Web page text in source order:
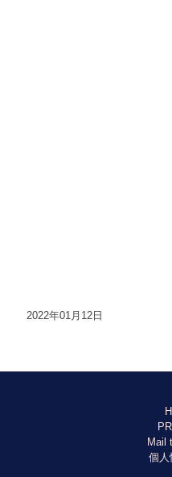
2022年01月12日
Mail
個人